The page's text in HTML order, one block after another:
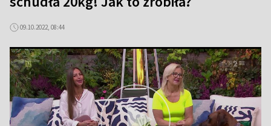
09.10.2022, 08:44